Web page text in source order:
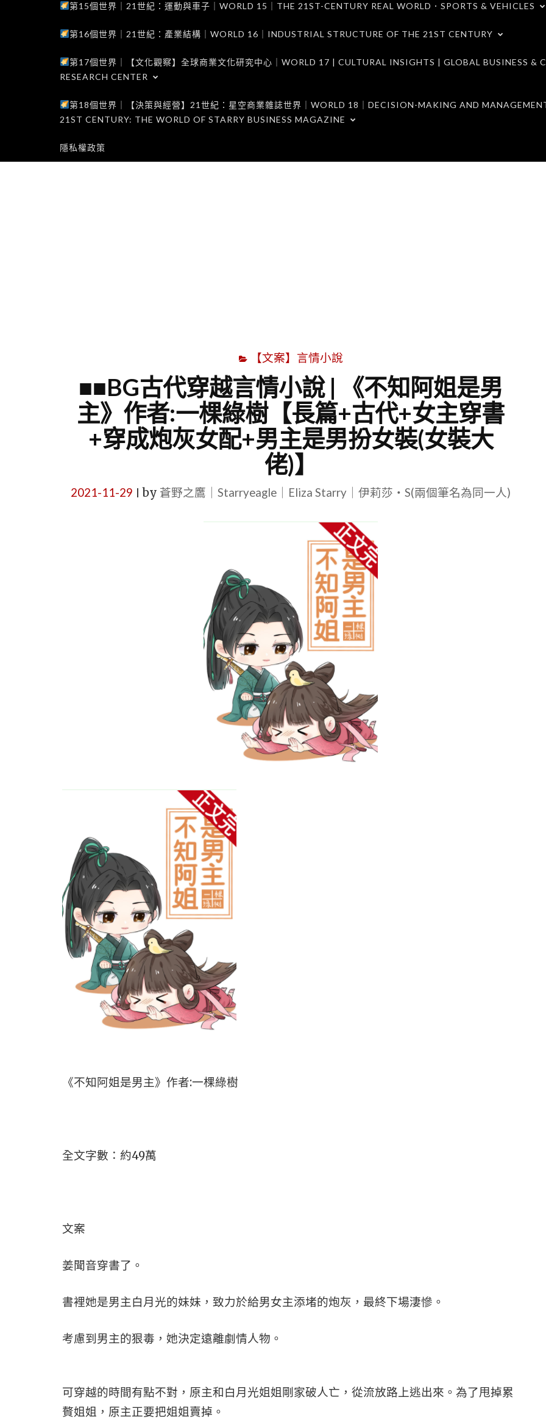
第15個世界｜21世紀：運動與車子｜WORLD 15｜THE 21ST-CENTURY REAL WORLD．SPORTS & VEHICLES
第16個世界｜21世紀：產業結構｜WORLD 16｜INDUSTRIAL STRUCTURE OF THE 21ST CENTURY
第17個世界｜【文化觀察】全球商業文化研究中心｜WORLD 17 | CULTURAL INSIGHTS | GLOBAL BUSINESS &
RESEARCH CENTER
第18個世界｜【決策與經營】21世紀：星空商業雜誌世界｜WORLD 18｜DECISION-MAKING AND
21ST CENTURY: THE WORLD OF STARRY BUSINESS MAGAZINE
隱私權政策
【文案】言情小說
■■BG古代穿越言情小說 | 《不知阿姐是男
主》作者:一棵綠樹【長篇+古代+女主穿書
+穿成炮灰女配+男主是男扮女裝(女裝大
佬)】
2021-11-29 by 蒼野之鷹｜Starryeagle｜Eliza Starry｜伊莉莎・S(兩個筆名為同一人)
《不知阿姐是男主》作者:一棵綠樹
全文字數：約49萬
文案
姜聞音穿書了。
書裡她是男主白月光的妹妹，致力於給男女主添堵的炮灰，最終下場淒慘。
考慮到男主的狠毒，她決定遠離劇情人物。
可穿越的時間有點不對，原主和白月光姐姐剛家破人亡，從流放路上逃出來。為了甩掉累
贅姐姐，原主正要把姐姐賣掉。